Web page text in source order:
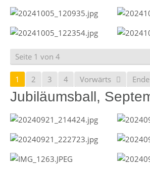
Seite 1 von 4
1 2 3 4 Vorwärts
Jubiläumsball,